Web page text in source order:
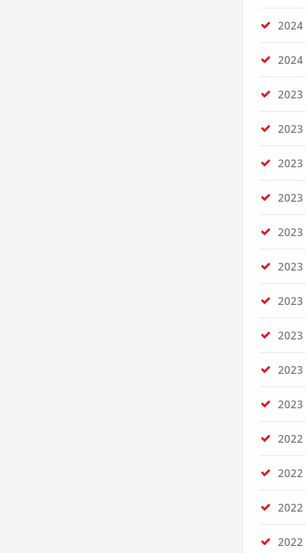
2024
2024
2023
2023
2023
2023
2023
2023
2023
2023
2023
2023
2022
2022
2022
2022